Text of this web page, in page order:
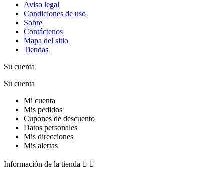
Aviso legal
Condiciones de uso
Sobre
Contáctenos
Mapa del sitio
Tiendas
Su cuenta
Su cuenta
Mi cuenta
Mis pedidos
Cupones de descuento
Datos personales
Mis direcciones
Mis alertas
Información de la tienda  